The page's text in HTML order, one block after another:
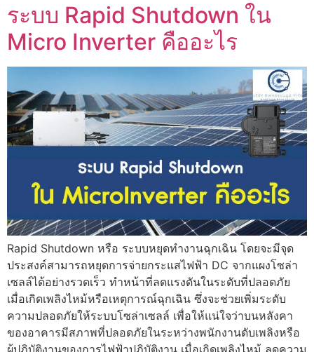
ระบบ Rapid Shutdown ใน
Micro Inverter คืออะไร
Rapid Shutdown หรือ ระบบหยุดทำงานฉุกเฉิน โดยจะมีจุด
ประสงค์สามารถหยุดการจ่ายกระแสไฟฟ้า DC จากแผงโซล่า
เซลล์ได้อย่างรวดเร็ว ทำหน้าที่ลดแรงดันในระดับที่ปลอดภัย
เมื่อเกิดเพลิงไหม้หรือเหตุการณ์ฉุกเฉิน ซึ่งจะช่วยเพิ่มระดับ
ความปลอดภัยให้ระบบโซล่าเซลล์ เพื่อให้แน่ใจว่าบนหลังคา
ของอาคารมีสภาพที่ปลอดภัยในระหว่างพนักงานดับเพลิงหรือ
ผู้ปฏิบัติงานของการไฟฟ้าปฏิบัติงาน เมื่อเกิดเพลิงไหม้ ลดความ